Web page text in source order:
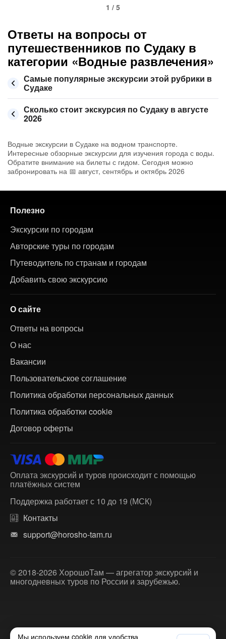
1 / 5
Ответы на вопросы от
путешественников по Судаку в
категории «Водные развлечения»
Самые популярные экскурсии этой рубрики в
Судаке
Сколько стоит экскурсия по Судаку в августе
2026
Водные экскурсии в Судаке на водном транспорте.
Интересные обзорные экскурсии для изучения города с воды.
Обратите внимание на билеты с гидом. Сегодня можно
забронировать на 📅 август, сентябрь и октябрь 2026
Полезно
Экскурсии по городам
Авторские туры по городам
Путеводитель по странам и городам
Добавить свою экскурсию
О сайте
Ответы на вопросы
О нас
Вакансии
Пользовательское соглашение
Политика обработки персональных данных
Политика обработки cookie
Договор оферты
Оплата экскурсий и туров происходит с помощью
платёжных систем
Поддержка работает с 10 до 19 (МСК)
Контакты
support@horosho-tam.ru
© 2018-2026 ХорошоТам — агрегатор экскурсий и
многодневных туров по России и зарубежью.
Мы используем cookie для удобства